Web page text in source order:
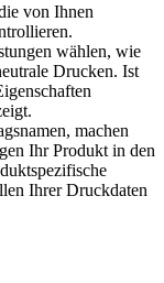
von Ihnen
wählen, wie
Drucken. Ist
machen
Ihr Produkt in den
Ihrer Druckdaten